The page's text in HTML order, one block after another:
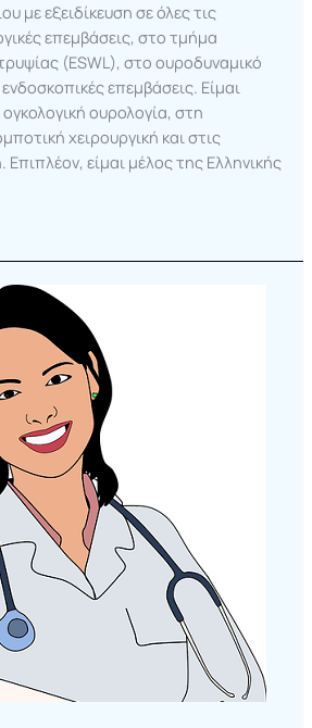
με εξειδίκευση σε όλες τις
επεμβάσεις, στο τμήμα
(ESWL), στο ουροδυναμικό
επεμβάσεις. Είμαι
ουρολογία, στη
χειρουργική και στις
είμαι μέλος της Ελληνικής